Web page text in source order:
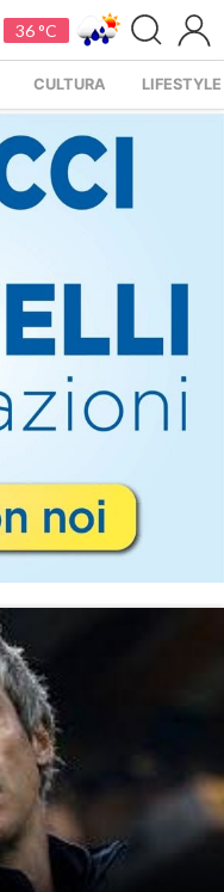
36 °C
CULTURA LIFESTYLE